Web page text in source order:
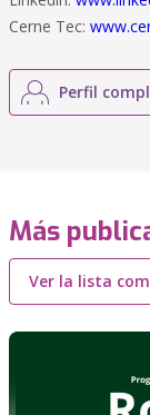
Cerne Tec:
Perfil
Más
Ver la lista